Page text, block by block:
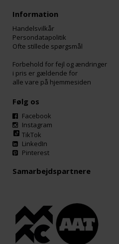
Information
Handelsvilkår
Persondatapolitik
Ofte stillede spørgsmål
Forbehold for fejl og ændringer
i pris er gældende for
alle vare på hjemmesiden
Følg os
Facebook
Instagram
TikTok
LinkedIn
Pinterest
Samarbejdspartnere